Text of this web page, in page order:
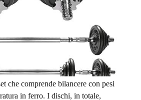
che comprende bilancere con pesi
in ferro. I dischi, in totale,